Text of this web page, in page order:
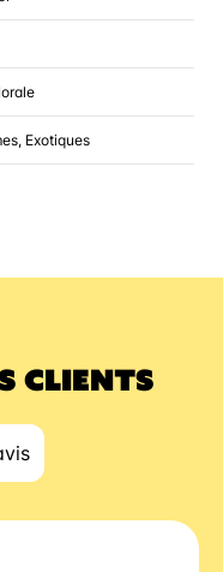
Exotiques
CLIENTS